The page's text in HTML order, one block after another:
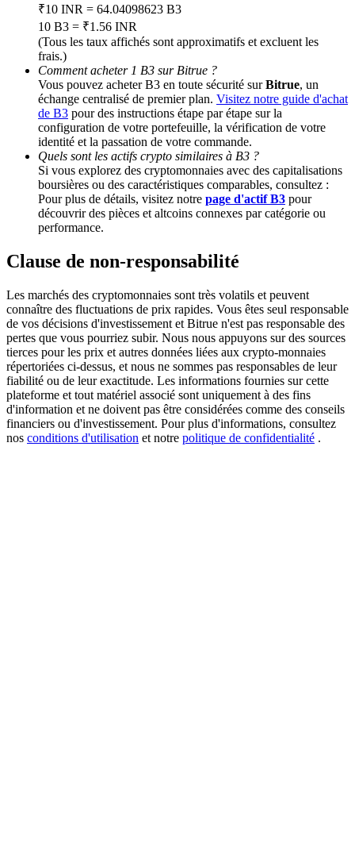
BTC Welcome Rewards
Deposit & Trade BTC to Share 25000 USDT prize pool!
Deposit CASHCAT & Win
Share 500000 CASHCAT prize pool
Exclusive for BitMart Users
Precious Metals Trading Carnival
Trade Gold & Silver · 33,333 USDT Bonus
USDT New User Exclusive 10% APR
USDT Flexible Staking | Daily Rewards
₹10 INR = 64.04098623 B3
10 B3 = ₹1.56 INR
(Tous les taux affichés sont approximatifs et excluent les
frais.)
Comment acheter 1 B3 sur Bitrue ?
Vous pouvez acheter B3 en toute sécurité surBitrue, un
échange centralisé de premier plan. Visitez notre guide d'achat
de B3 pour des instructions étape par étape sur la
configuration de votre portefeuille, la vérification de votre
identité et la passation de votre commande.
Quels sont les actifs crypto similaires à B3 ?
Si vous explorez des cryptomonnaies avec des capitalisations
boursières ou des caractéristiques comparables, consultez :
Pour plus de détails, visitez notre page d'actif B3 pour
découvrir des pièces et altcoins connexes par catégorie ou
performance.
Clause de non-responsabilité
Les marchés des cryptomonnaies sont très volatils et peuvent
connaître des fluctuations de prix rapides. Vous êtes seul responsable
de vos décisions d'investissement et Bitrue n'est pas responsable des
pertes que vous pourriez subir. Nous nous appuyons sur des sources
tierces pour les prix et autres données liées aux crypto-monnaies
répertoriées ci-dessus, et nous ne sommes pas responsables de leur
fiabilité ou de leur exactitude. Les informations fournies sur cette
plateforme et tout matériel associé sont uniquement à des fins
d'information et ne doivent pas être considérées comme des conseils
financiers ou d'investissement. Pour plus d'informations, consultez
nos conditions d'utilisation et notre politique de confidentialité .